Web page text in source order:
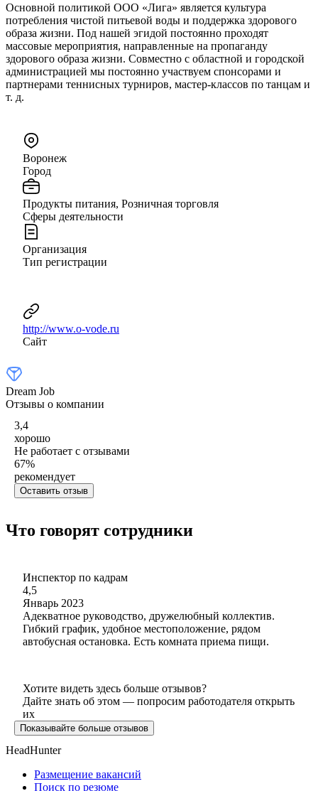
Основной политикой ООО «Лига» является культура
потребления чистой питьевой воды и поддержка здорового
образа жизни. Под нашей эгидой постоянно проходят
массовые мероприятия, направленные на пропаганду
здорового образа жизни. Совместно с областной и городской
администрацией мы постоянно участвуем спонсорами и
партнерами теннисных турниров, мастер-классов по танцам и
т. д.
Воронеж
Город
Продукты питания, Розничная торговля
Сферы деятельности
Организация
Тип регистрации
http://www.o-vode.ru
Сайт
Dream Job
Отзывы о компании
3,4
хорошо
Не работает с отзывами
67%
рекомендует
Оставить отзыв
Что говорят сотрудники
Инспектор по кадрам
4,5
Январь 2023
Адекватное руководство, дружелюбный коллектив.
Гибкий график, удобное местоположение, рядом
автобусная остановка. Есть комната приема пищи.
Хотите видеть здесь больше отзывов?
Дайте знать об этом — попросим работодателя открыть
их
Показывайте больше отзывов
HeadHunter
Размещение вакансий
Поиск по резюме